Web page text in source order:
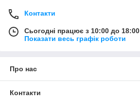
Контакти
Сьогодні працює з 10:00 до 18:00
Показати весь графік роботи
Про нас
Контакти